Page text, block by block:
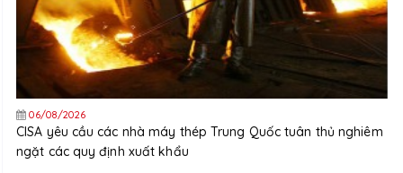
06/08/2026
CISA yêu cầu các nhà máy thép Trung Quốc tuân thủ nghiêm
ngặt các quy định xuất khẩu